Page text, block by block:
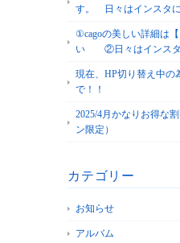
す。 日々はインスタ
①cagoの美しい詳細は
い ②日々はインスタ
現在、HP切り替え中の
で！！
2025/4月かなりお得な
ン限定）
カテゴリー
お知らせ
アルバム